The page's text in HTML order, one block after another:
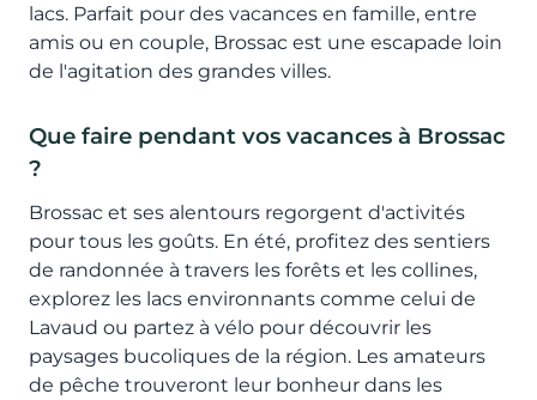
lacs. Parfait pour des vacances en famille, entre
amis ou en couple, Brossac est une escapade loin
de l'agitation des grandes villes.
Que faire pendant vos vacances à Brossac
?
Brossac et ses alentours regorgent d'activités
pour tous les goûts. En été, profitez des sentiers
de randonnée à travers les forêts et les collines,
explorez les lacs environnants comme celui de
Lavaud ou partez à vélo pour découvrir les
paysages bucoliques de la région. Les amateurs
de pêche trouveront leur bonheur dans les